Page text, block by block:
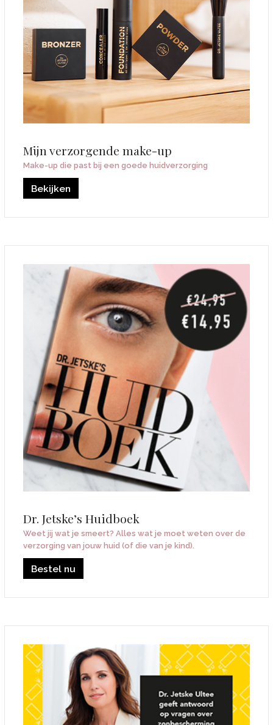
Mijn verzorgende make-up
Make-up die past bij een goede huidverzorging
Bekijken
Dr. Jetske’s Huidboek
Weet jij wat je smeert? Alles wat je moet weten over de
verzorging van jouw huid (of die van je kind).
Bestel nu